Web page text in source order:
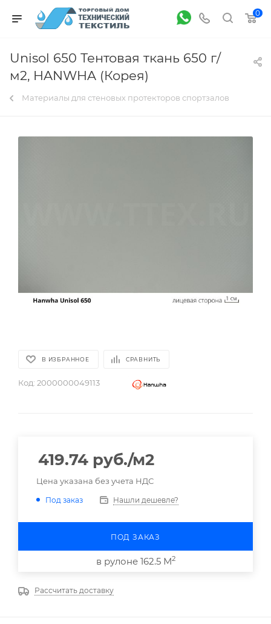
0
Unisol 650 Тентовая ткань 650 г/
м2, HANWHA (Корея)
Материалы для стеновых протекторов спортзалов
В ИЗБРАННОЕ СРАВНИТЬ
Код: 2000000049113
419.74 руб./м2
Цена указана без учета НДС
Под заказ Нашли дешевле?
ПОД ЗАКАЗ
в рулоне 162.5 М2
Рассчитать доставку